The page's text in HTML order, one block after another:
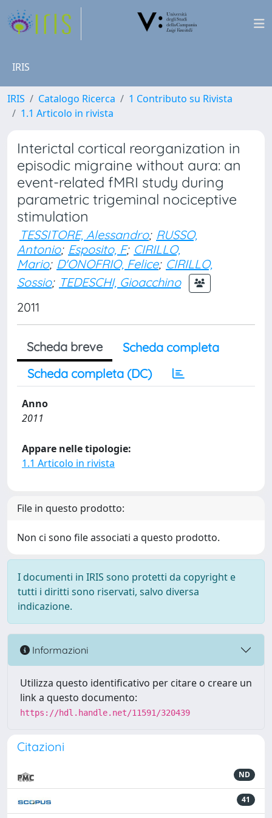
IRIS
IRIS Catalogo Ricerca
1 Contributo su Rivista
1.1 Articolo in rivista
Interictal cortical reorganization in
episodic migraine without aura: an
event-related fMRI study during
parametric trigeminal nociceptive
stimulation
TESSITORE, Alessandro; RUSSO,
Antonio; Esposito, F; CIRILLO,
Mario; D'ONOFRIO, Felice; CIRILLO,
Sossio; TEDESCHI, Gioacchino
2011
Scheda breve
Scheda completa
Scheda completa (DC)
Anno
2011
Appare nelle tipologie:
1.1 Articolo in rivista
File in questo prodotto:
Non ci sono file associati a questo prodotto.
I documenti in IRIS sono protetti da copyright e
tutti i diritti sono riservati, salvo diversa
indicazione.
Informazioni
Utilizza questo identificativo per citare o creare un
link a questo documento:
https://hdl.handle.net/11591/320439
Citazioni
ND
41